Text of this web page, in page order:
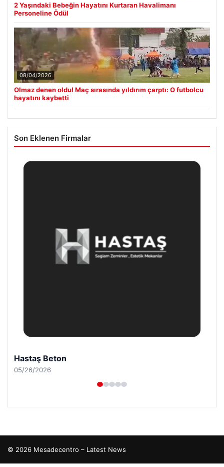
2 Yaşındaki Bebeğin Hayatını Kurtaran Havalimanı
Personeline Ödül
08/04/2026
Olmaz denen oldu! Maç sırasında yıldırım çarptı: O futbolcu
hayatını kaybetti
Son Eklenen Firmalar
Prenses Night Club
04/29/2026
© 2026 Mesadecentro – Latest News